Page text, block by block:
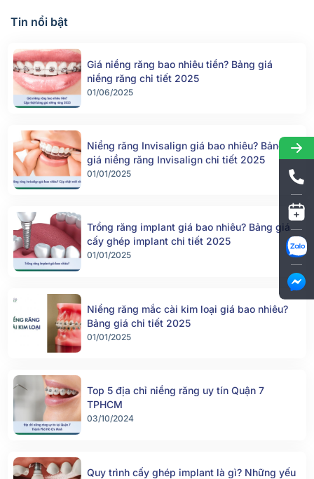
Tin nổi bật
Giá niềng răng bao nhiêu tiền? Bảng giá
niềng răng chi tiết 2025
01/06/2025
Niềng răng Invisalign giá bao nhiêu? Bảng
giá niềng răng Invisalign chi tiết 2025
01/01/2025
Trồng răng implant giá bao nhiêu? Bảng giá
cấy ghép implant chi tiết 2025
01/01/2025
Niềng răng mắc cài kim loại giá bao nhiêu?
Bảng giá chi tiết 2025
01/01/2025
Top 5 địa chỉ niềng răng uy tín Quận 7
TPHCM
03/10/2024
Quy trình cấy ghép implant là gì? Những yếu